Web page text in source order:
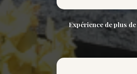
Expérience de plus de